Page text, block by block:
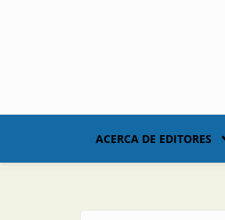
ACERCA DE EDITORES